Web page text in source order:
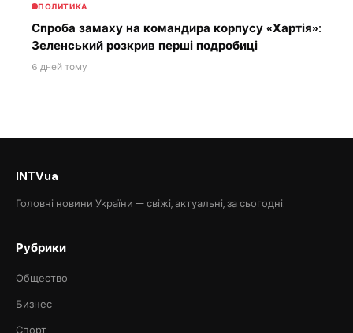
ПОЛИТИКА
Спроба замаху на командира корпусу «Хартія»:
Зеленський розкрив перші подробиці
6 дней тому
INTVua
Головні новини України — свіжі, актуальні, за сьогодні.
Рубрики
Общество
Бизнес
Спорт